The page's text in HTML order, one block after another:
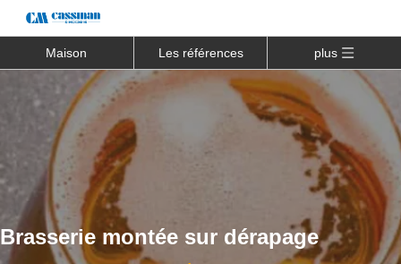
Maison Les références plus
Brasserie montée sur dérapage